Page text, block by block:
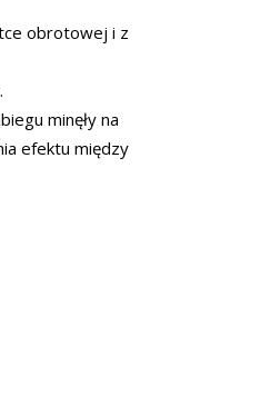
obrotowej i z
minęły na
efektu między